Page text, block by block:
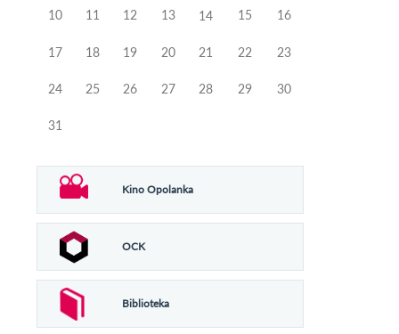
10 11 12 13 14 15 16
17 18 19 20 21 22 23
24 25 26 27 28 29 30
31
Kino Opolanka
OCK
Biblioteka